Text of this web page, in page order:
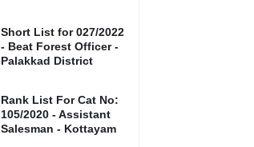
Short List for 027/2022
- Beat Forest Officer -
Palakkad District
Rank List For Cat No:
105/2020 - Assistant
Salesman - Kottayam